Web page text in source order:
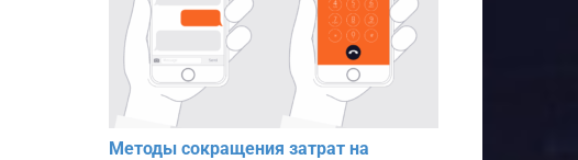
Методы сокращения затрат на